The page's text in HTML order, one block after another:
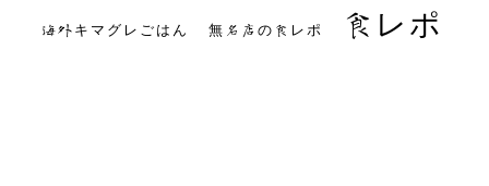
海外キマグレごはん 無名店の食レポ 食レポ